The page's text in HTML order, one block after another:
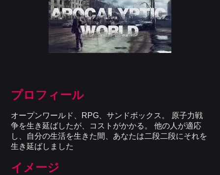
プロフィール
オープンワールド、RPG、サンドボックス。 原子力戦
争を生き延ばしたが、コストがかかる。 他の人が適応
し、自分の生活を生きた間、あなたは二段二段にそれを
生き延ばしました
イメージ